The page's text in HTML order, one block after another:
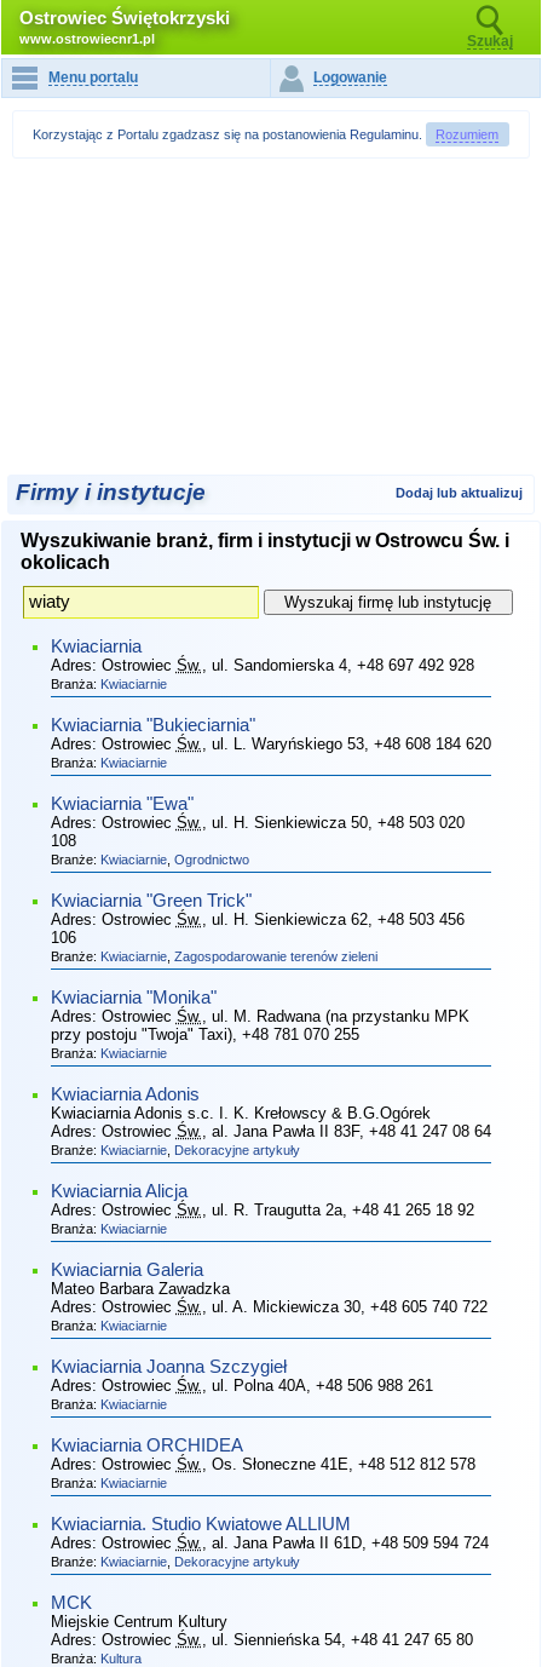
Ostrowiec Świętokrzyski
www.ostrowiecnr1.pl Szukaj
Menu portalu Logowanie
Korzystając z Portalu zgadzasz się na postanowienia Regulaminu Rozumiem
Firmy i instytucje Dodaj lub aktualizuj
Wyszukiwanie branż, firm i instytucji w Ostrowcu Św. i
okolicach
Kwiaciarnia
Adres: Ostrowiec Św. , ul. Sandomierska 4, +48 697 492 928
Branża: Kwiaciarnie
Kwiaciarnia "Bukieciarnia"
Adres: Ostrowiec Św. , ul. L. Waryńskiego 53, +48 608 184 620
Branża: Kwiaciarnie
Kwiaciarnia "Ewa"
Adres: Ostrowiec Św. , ul. H. Sienkiewicza 50, +48 503 020
108
Branże: Kwiaciarnie, Ogrodnictwo
Kwiaciarnia "Green Trick"
Adres: Ostrowiec Św. , ul. H. Sienkiewicza 62, +48 503 456
106
Branże: Kwiaciarnie, Zagospodarowanie terenów zieleni
Kwiaciarnia "Monika"
Adres: Ostrowiec Św.
, ul. M. Radwana (na przystanku MPK
przy postoju "Twoja" Taxi), +48 781 070 255
Branża: Kwiaciarnie
Kwiaciarnia Adonis
Kwiaciarnia Adonis s.c. I. K. Krełowscy & B.G.Ogórek
Adres: Ostrowiec Św. , al. Jana Pawła II 83F, +48 41 247 08 64
Branże: Kwiaciarnie, Dekoracyjne artykuły
Kwiaciarnia Alicja
Adres: Ostrowiec Św. , ul. R. Traugutta 2a, +48 41 265 18 92
Branża: Kwiaciarnie
Kwiaciarnia Galeria
Mateo Barbara Zawadzka
Adres: Ostrowiec Św. , ul. A. Mickiewicza 30, +48 605 740 722
Branża: Kwiaciarnie
Kwiaciarnia Joanna Szczygieł
Adres: Ostrowiec Św. , ul. Polna 40A, +48 506 988 261
Branża: Kwiaciarnie
Kwiaciarnia ORCHIDEA
Adres: Ostrowiec Św. , Os. Słoneczne 41E , +48 512 812 578
Branża: Kwiaciarnie
Kwiaciarnia. Studio Kwiatowe ALLIUM
Adres: Ostrowiec Św. , al. Jana Pawła II 61D, +48 509 594 724
Branże: Kwiaciarnie, Dekoracyjne artykuły
MCK
Miejskie Centrum Kultury
Adres: Ostrowiec Św. , ul. Siennieńska 54, +48 41 247 65 80
Branża: Kultura